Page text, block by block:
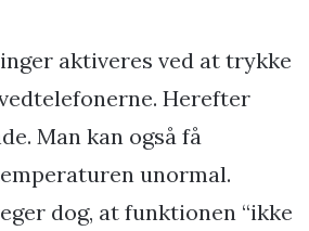
aktiveres ved at trykke
Herefter
Man kan også få
unormal.
dog, at funktionen “ikke